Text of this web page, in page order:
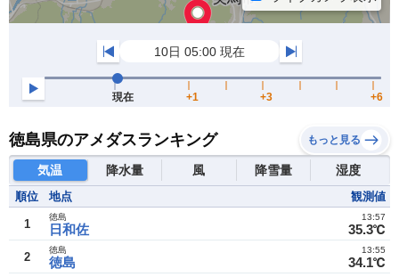
徳島県のアメダスランキング もっと見る
気温 降水量 風 降雪量 湿度
順位 地点 観測値
1 日和佐
徳島
35.3℃
13:57
2 徳島
徳島
34.1℃
13:55